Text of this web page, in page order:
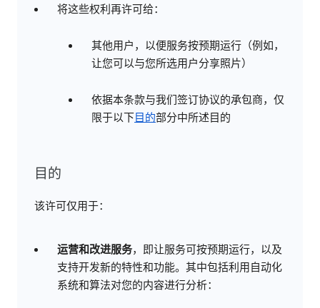
将这些权利再许可给：
其他用户，以便服务按预期运行（例如，
让您可以与您所选用户分享照片）
依据本条款与我们签订协议的承包商，仅
限于以下目的部分中所述目的
目的
该许可仅用于：
运营和改进服务，即让服务可按预期运行，以及
支持开发新的特性和功能。其中包括利用自动化
系统和算法对您的内容进行分析：